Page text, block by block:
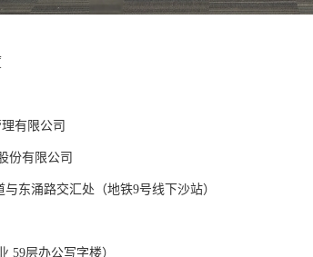
有限公司
份有限公司
东涌路交汇处（地铁9号线下沙站）
59层办公写字楼）